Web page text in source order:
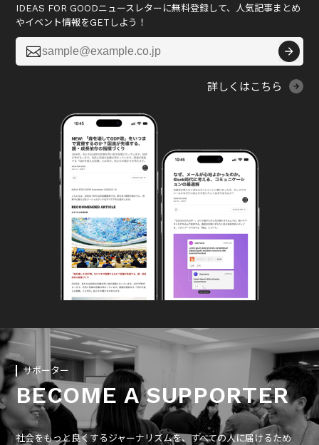
IDEAS FOR GOODニュースレターに無料登録して、人気記事まとめ
やイベント情報をGETしよう！

詳しくはこちら
サポーター
BECOME A SUPPORTER
社会をもっと良くするジャーナリズムを、すべての人に届けるため